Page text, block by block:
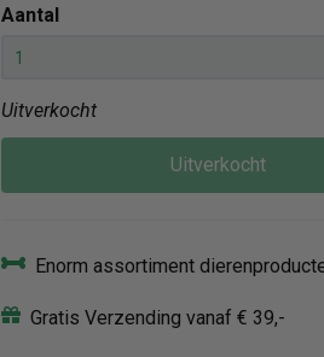
Aantal
Uitverkocht
Uitverkocht
Enorm assortiment
Gratis Verzending vanaf € 39,-